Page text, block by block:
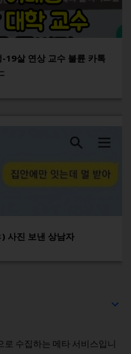
19살 연상 교수 불륜 카톡
사진 보낸 상남자
수집하는 메타 서비스입니